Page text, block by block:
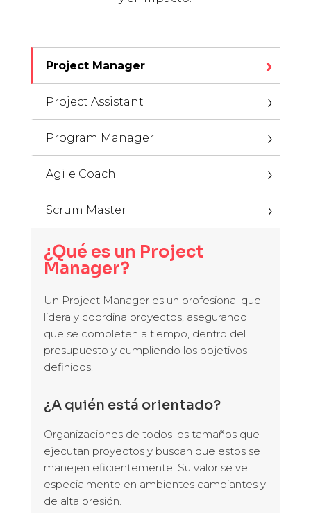
Project Manager
Project Assistant
Program Manager
Agile Coach
Scrum Master
¿Qué es un Project
Manager?
Un Project Manager es un profesional que
lidera y coordina proyectos, asegurando
que se completen a tiempo, dentro del
presupuesto y cumpliendo los objetivos
definidos.
¿A quién está orientado?
Organizaciones de todos los tamaños que
ejecutan proyectos y buscan que estos se
manejen eficientemente. Su valor se ve
especialmente en ambientes cambiantes y
de alta presión.